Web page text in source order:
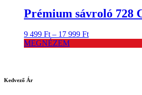
999 Ft
Prémium sávroló 728
9 499 Ft – 17 999 FtÁrtartomány:
MEGNÉZEM
Kedvező Ár